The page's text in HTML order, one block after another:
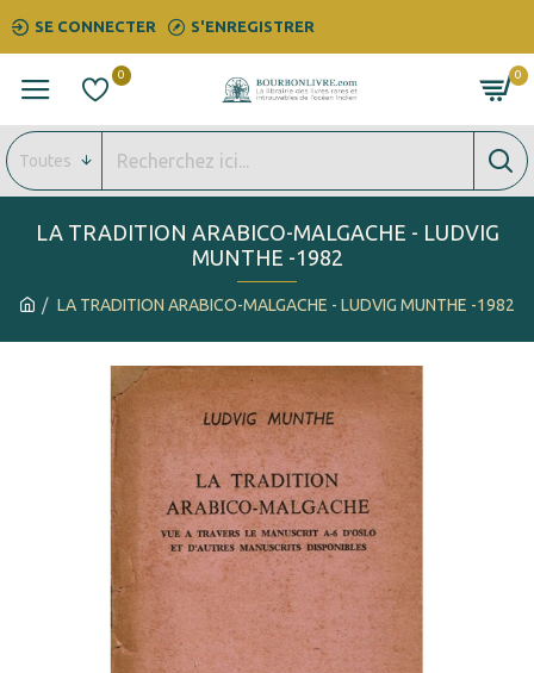
SE CONNECTER S'ENREGISTRER
0 0
Toutes
LA TRADITION ARABICO-MALGACHE - LUDVIG MUNTHE -1982
LA TRADITION ARABICO-MALGACHE - LUDVIG
MUNTHE -1982